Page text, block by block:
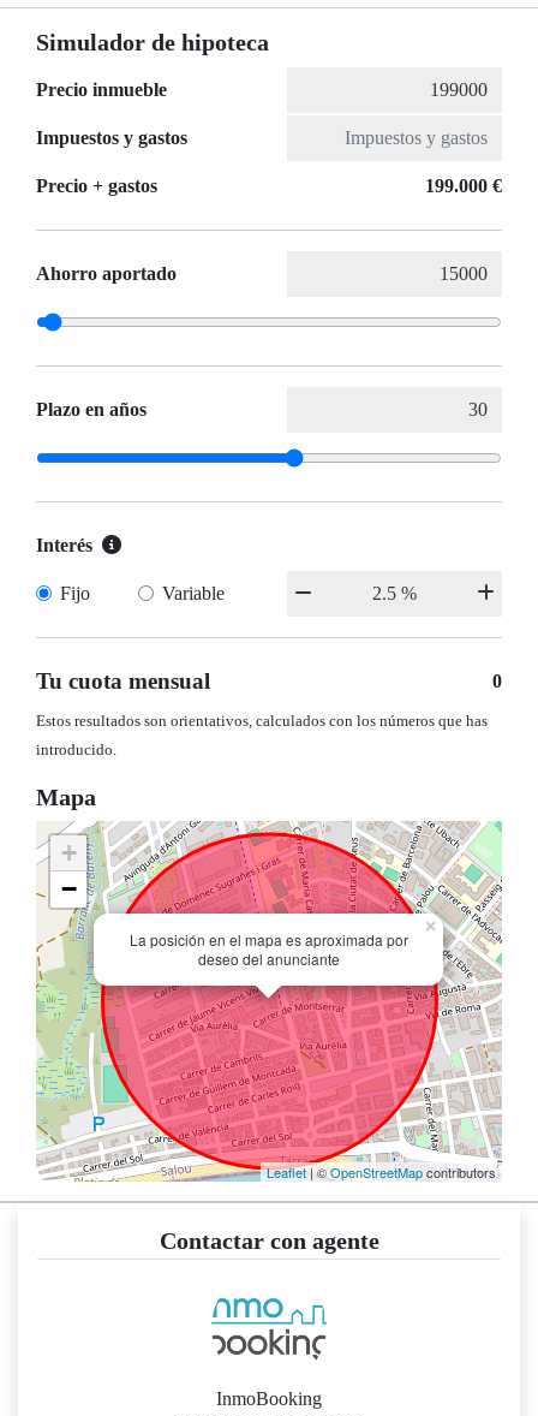
Simulador de hipoteca
Precio inmueble
Impuestos y gastos
Precio + gastos 199.000 €
Ahorro aportado
Plazo en años
Interés
Fijo Variable
Tu cuota mensual 0
Estos resultados son orientativos, calculados con los números que has
introducido.
Mapa
La posición en el mapa es aproximada por
deseo del anunciante
×
+
−
Leaflet| ©OpenStreetMapcontributors
Contactar con agente
InmoBooking